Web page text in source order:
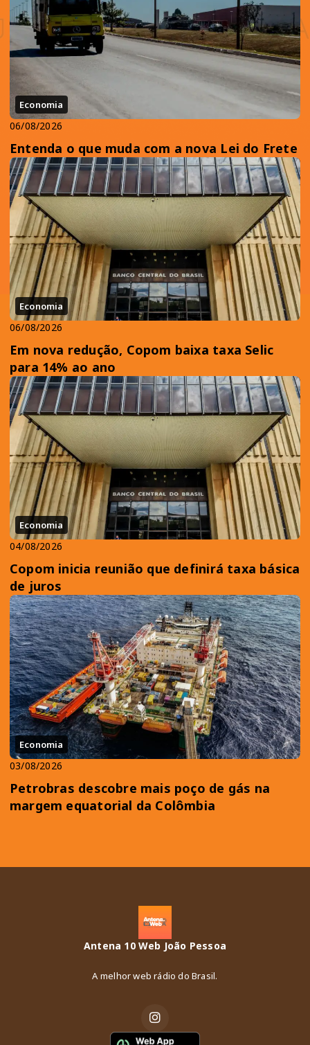
Economia
06/08/2026
Entenda o que muda com a nova Lei do Frete
Economia
06/08/2026
Em nova redução, Copom baixa taxa Selic
para 14% ao ano
Economia
04/08/2026
Copom inicia reunião que definirá taxa básica
de juros
Economia
03/08/2026
Petrobras descobre mais poço de gás na
margem equatorial da Colômbia
Antena 10 Web João Pessoa
A melhor web rádio do Brasil.